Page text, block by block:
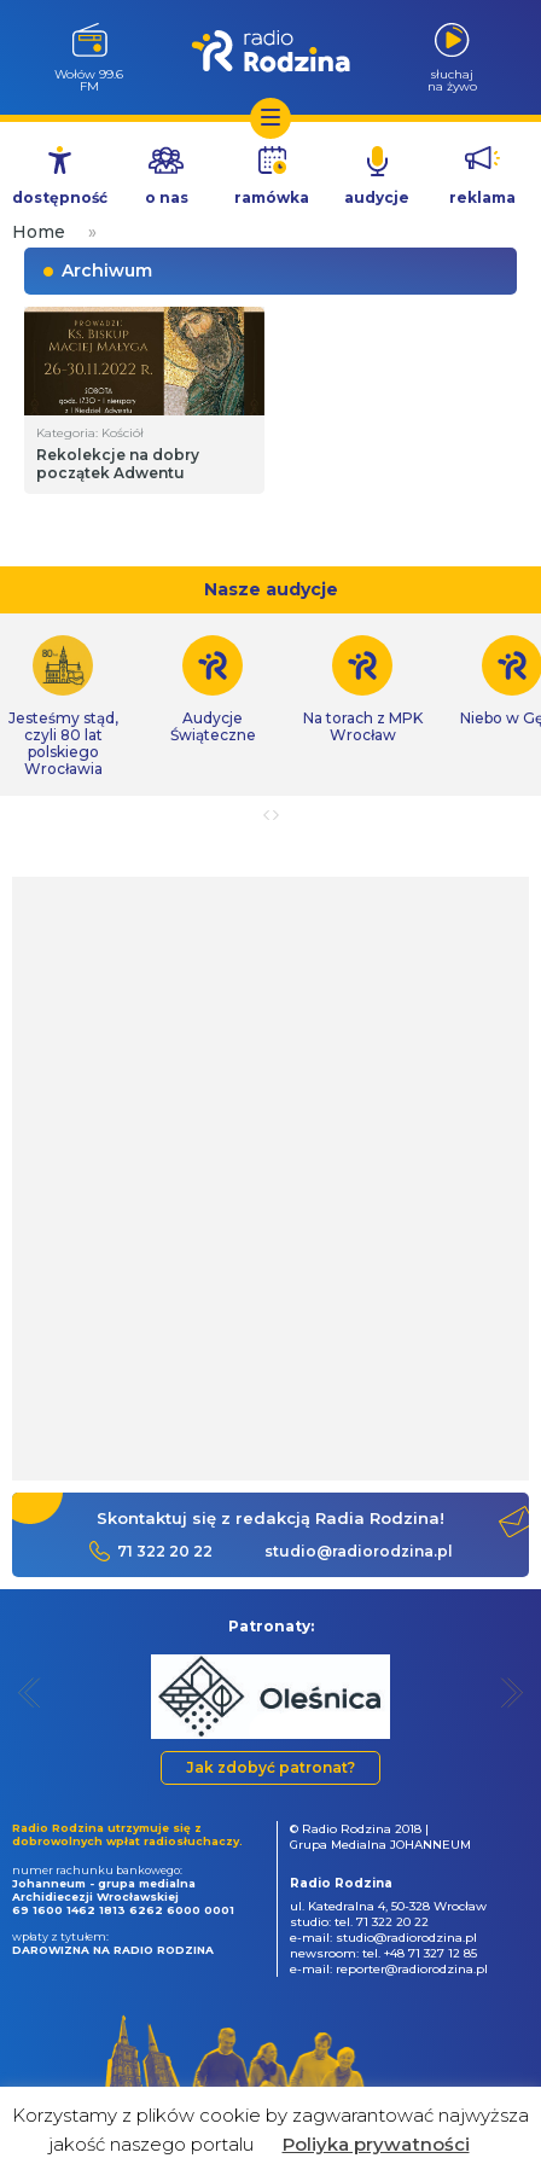
Przejdź
treści
Wołów 99.6
FM
słuchaj
na żywo
dostępność o nas ramówka audycje reklama
Home
»
Archiwum
Kategoria: Kościół
Rekolekcje na dobry
początek Adwentu
Nasze audycje
Jesteśmy stąd,
czyli 80 lat
polskiego
Wrocławia
Audycje
Świąteczne
Na torach z MPK
Wrocław
Niebo w
Skontaktuj się z redakcją Radia Rodzina!
71 322 20 22 studio@radiorodzina.pl
Patronaty:
Jak zdobyć patronat?
Radio Rodzina utrzymuje się z
dobrowolnych wpłat radiosłuchaczy.
numer rachunku bankowego:
Johanneum - grupa medialna
Archidiecezji Wrocławskiej
69 1600 1462 1813 6262 6000 0001
wpłaty z tytułem:
DAROWIZNA NA RADIO RODZINA
© Radio Rodzina 2018 |
Grupa Medialna JOHANNEUM
Radio Rodzina
ul. Katedralna 4, 50-328 Wrocław
studio: tel. 71 322 20 22
e-mail: studio@radiorodzina.pl
newsroom: tel. +48 71 327 12 85
e-mail: reporter@radiorodzina.pl
Korzystamy z plików cookie by zagwarantować najwyższa
jakość naszego portalu
Poliyka prywatności